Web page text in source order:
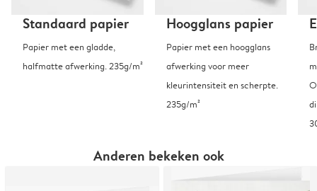
Standaard papier
Papier met een gladde,
halfmatte afwerking. 235g/m²
Hoogglans papier
Papier met een hoogglans
afwerking voor meer
kleurintensiteit en scherpte.
235g/m²
Anderen bekeken ook